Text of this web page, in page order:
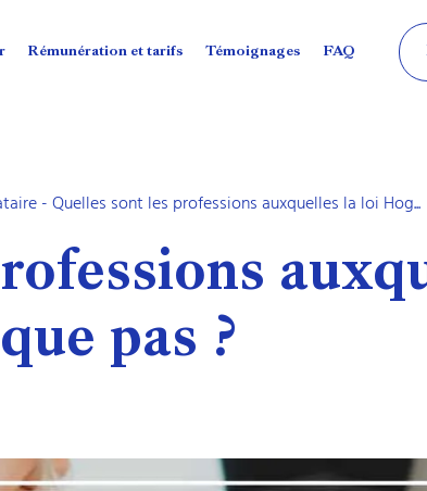
Rémunération et tarifs Témoignages FAQ
- Quelles sont les professions auxquelles la loi Hog...
pas ?